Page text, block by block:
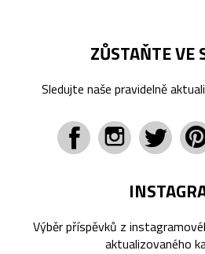
ZŮSTAŇTE VE
Sledujte naše pravidelně
Výběr příspěvků z
aktualizovaného